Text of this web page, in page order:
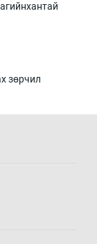
зөрчил